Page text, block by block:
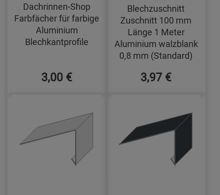
Dachrinnen-Shop
Farbfächer für farbige
Aluminium
Blechkantprofile
3,00 €
Blechzuschnitt
Zuschnitt 100 mm
Länge 1 Meter
Aluminium walzblank
0,8 mm (Standard)
3,97 €